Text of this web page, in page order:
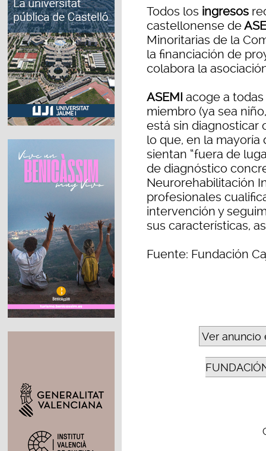
Todos los ingresos
castellonense de
Minoritarias de la
la financiación de
colabora la
ASEMI acoge a
miembro (ya sea
está sin diagnosticar
lo que, en la mayoría
sientan “fuera de
de diagnóstico
Neurorehabilitación
profesionales
intervención y
sus características,
Fuente: Fundación
Ver anuncio